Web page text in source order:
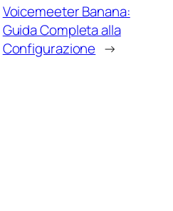
Voicemeeter Banana:
Guida Completa alla
Configurazione →